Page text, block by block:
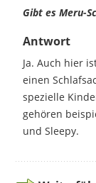
Gibt es Meru-
Antwort
Ja. Auch hier
einen
spezielle
gehören
und Sleepy.